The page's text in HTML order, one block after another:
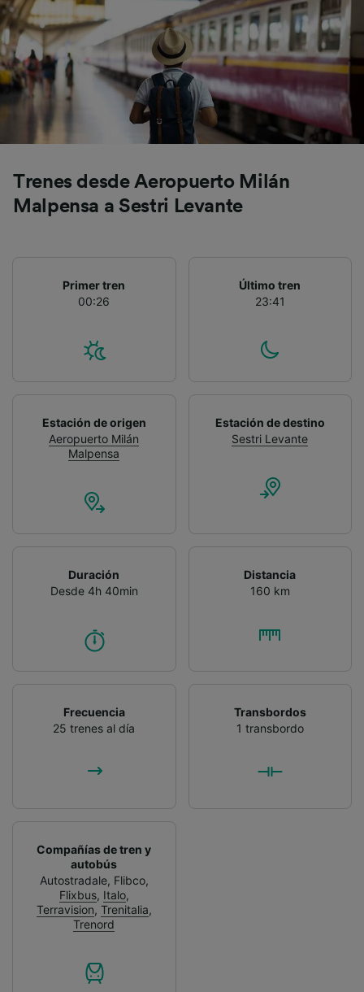
Trenes desde Aeropuerto Milán
Malpensa a Sestri Levante
Primer tren
00:26
Último tren
23:41
Estación de origen
Aeropuerto Milán
Malpensa
Estación de destino
Sestri Levante
Duración
Desde 4h 40min
Distancia
160 km
Frecuencia
25 trenes al día
Transbordos
1 transbordo
Compañías de tren y
autobús
Autostradale, Flibco,
Flixbus, Italo,
Terravision, Trenitalia,
Trenord
precisa. Analizar activamente las
características del dispositivo para su
identificación. Almacenar la información en un
dispositivo y/o acceder a ella. Publicidad y
contenido personalizados, medición de
publicidad y contenido, investigación de
audiencia y desarrollo de servicios.
Lista de asociados (proveedores)